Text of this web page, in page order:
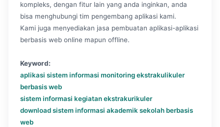
kompleks, dengan fitur lain yang anda inginkan, anda
bisa menghubungi tim pengembang aplikasi kami.
Kami juga menyediakan jasa pembuatan aplikasi-aplikasi
berbasis web online mapun offline.
Keyword:
aplikasi sistem informasi monitoring ekstrakulikuler
berbasis web
sistem informasi kegiatan ekstrakurikuler
download sistem informasi akademik sekolah berbasis
web